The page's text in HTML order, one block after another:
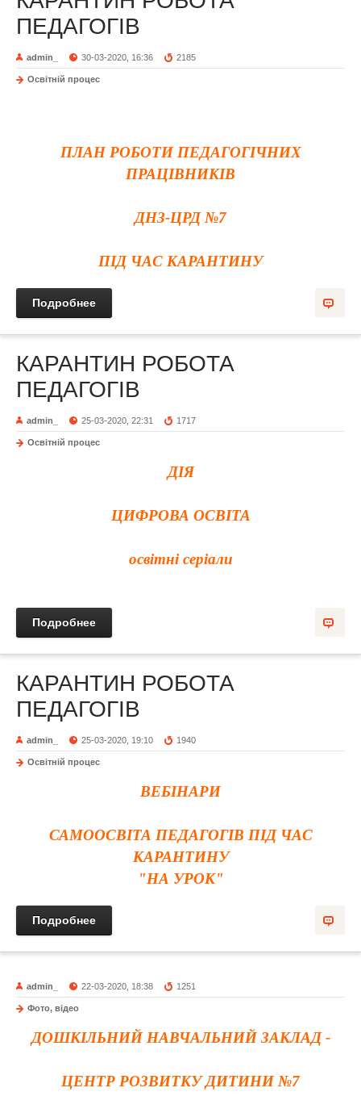
ПЕДАГОГІВ
admin_ 30-03-2020, 16:36 2185
Освітній процес
ПЛАН РОБОТИ ПЕДАГОГІЧНИХ
ПРАЦІВНИКІВ
ДНЗ-ЦРД №7
ПІД ЧАС КАРАНТИНУ
Подробнее
КАРАНТИН РОБОТА
ПЕДАГОГІВ
admin_ 25-03-2020, 22:31 1717
Освітній процес
ДІЯ
ЦИФРОВА ОСВІТА
освітні серіали
Подробнее
КАРАНТИН РОБОТА
ПЕДАГОГІВ
admin_ 25-03-2020, 19:10 1940
Освітній процес
ВЕБІНАРИ
САМООСВІТА ПЕДАГОГІВ ПІД ЧАС
КАРАНТИНУ
"НА УРОК"
Подробнее
admin_ 22-03-2020, 18:38 1251
Фото, відео
ДОШКІЛЬНИЙ НАВЧАЛЬНИЙ ЗАКЛАД -
ЦЕНТР РОЗВИТКУ ДИТИНИ №7